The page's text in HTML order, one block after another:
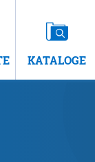
KATALOGE